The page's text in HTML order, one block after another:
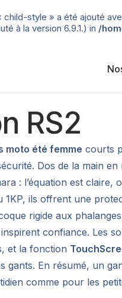
child-style » a été ajouté
à la version 6.9.1.) in /
RS2
moto été femme courts
Dos de la main
: l’équation est claire,
1KP, ils offrent une
rigide aux
confiance. Les
et la fonction
gants. En résumé, un
comme pour les